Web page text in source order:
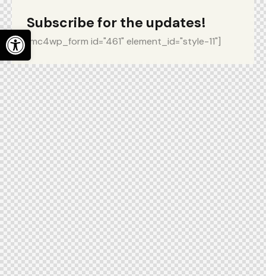
Abrir barra de herramientas Subscribe for the updates!
[mc4wp_form id="461" element_id="style-11"]